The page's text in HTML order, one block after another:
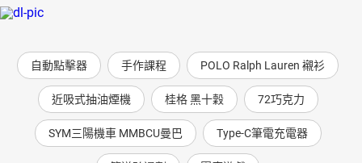
自動點擊器 手作課程 POLO Ralph Lauren 襯衫
近吸式抽油煙機 桂格 黑十穀 72巧克力
SYM三陽機車 MMBCU曼巴 Type-C筆電充電器